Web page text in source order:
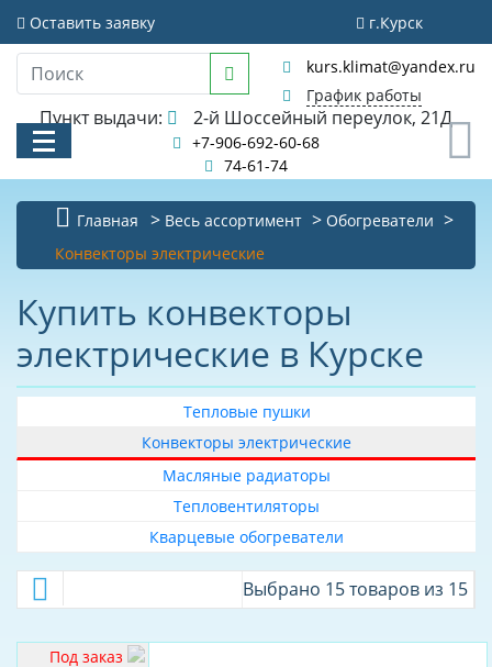
Оставить заявку г.Курск
kurs.klimat@yandex.ru
График работы
Пункт выдачи: 2-й Шоссейный переулок, 21Д
+7-906-692-60-68
74-61-74
КАТАЛОГ
АКЦИИ И РАСПРОДАЖИ
УСЛУГИ
БИБЛИОТЕКА
ОПЛАТА
Главная Весь ассортимент
Обогреватели
Конвекторы электрические
Купить конвекторы
электрические в Курске
Тепловые пушки
Конвекторы электрические
Масляные радиаторы
Тепловентиляторы
Кварцевые обогреватели
Фильтр
Очистить фильтр
Стоимость
Бренд
Ballu
Oasis
В
наличии
Выбрано 15 товаров из 15
Под заказ